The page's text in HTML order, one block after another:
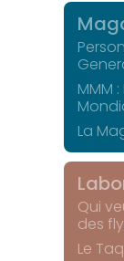
MMM
La
Qui
des
Le